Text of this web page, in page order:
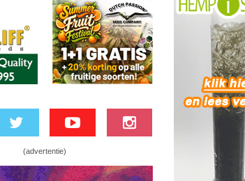
(advertentie)